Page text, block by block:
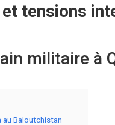
tensions
militaire à
au Baloutchistan